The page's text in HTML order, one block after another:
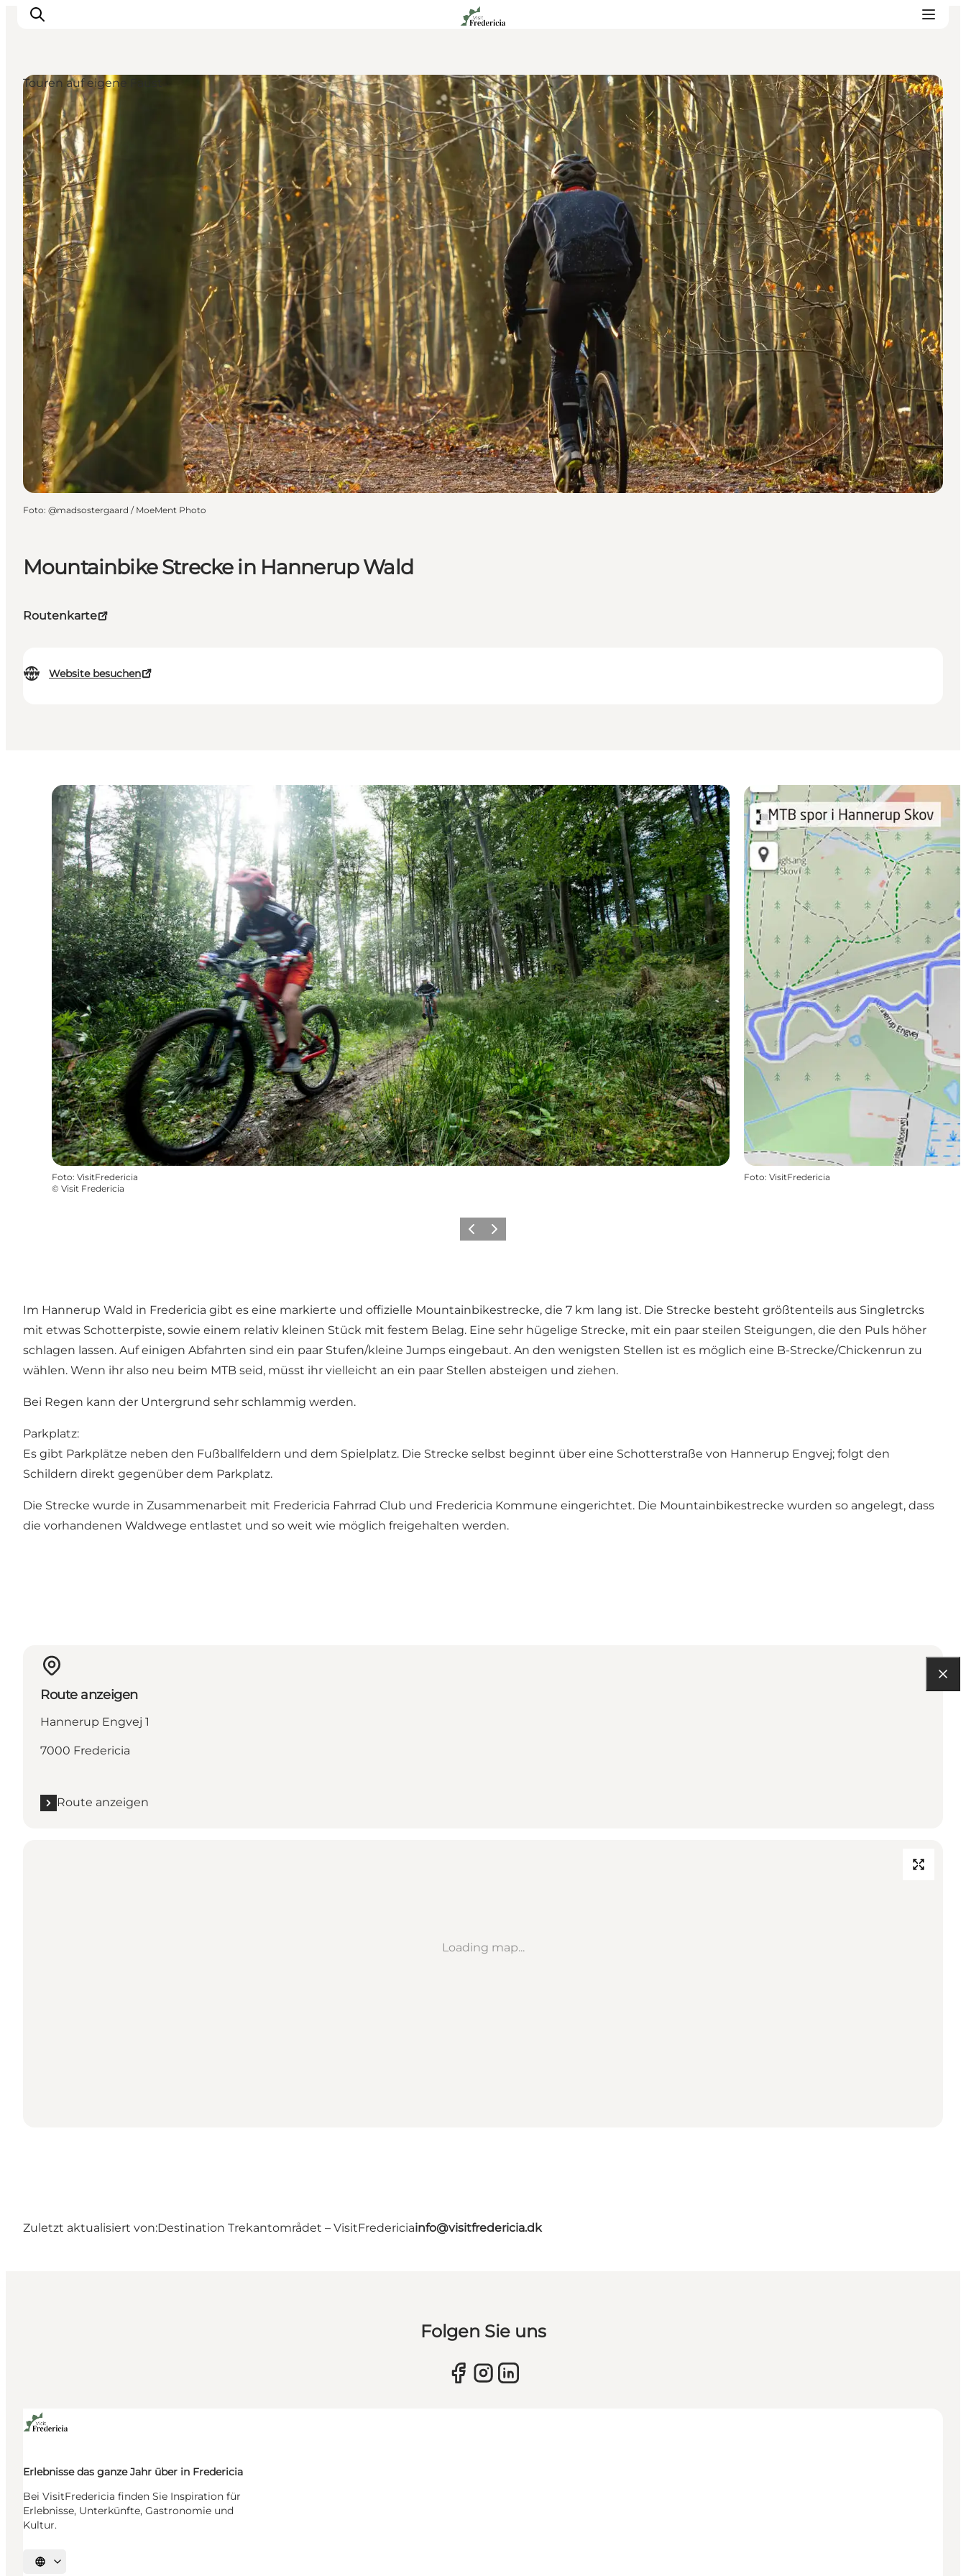
Veranstaltungen
Erlebnisse und Kultur
Restaurants
Unterkünfte
Reise planen
Book Führung
Mountainbike Strecke in Hannerup Wald
Routenkarte
Website besuchen
Touren auf eigene Faust
Foto: @madsostergaard / MoeMent Photo
Foto: VisitFredericia
© Visit Fredericia
Foto: VisitFredericia
Vorherige Folie
Nächste Folie
Im Hannerup Wald in Fredericia gibt es eine markierte und offizielle Mountainbikestrecke, die 7 km lang ist. Die Strecke besteht größtenteils aus Singletrcks
mit etwas Schotterpiste, sowie einem relativ kleinen Stück mit festem Belag. Eine sehr hügelige Strecke, mit ein paar steilen Steigungen, die den Puls höher
schlagen lassen. Auf einigen Abfahrten sind ein paar Stufen/kleine Jumps eingebaut. An den wenigsten Stellen ist es möglich eine B-Strecke/Chickenrun zu
wählen. Wenn ihr also neu beim MTB seid, müsst ihr vielleicht an ein paar Stellen absteigen und ziehen.
Bei Regen kann der Untergrund sehr schlammig werden.
Parkplatz:
Es gibt Parkplätze neben den Fußballfeldern und dem Spielplatz. Die Strecke selbst beginnt über eine Schotterstraße von Hannerup Engvej; folgt den
Schildern direkt gegenüber dem Parkplatz.
Die Strecke wurde in Zusammenarbeit mit Fredericia Fahrrad Club und Fredericia Kommune eingerichtet. Die Mountainbikestrecke wurden so angelegt, dass
die vorhandenen Waldwege entlastet und so weit wie möglich freigehalten werden.
Route anzeigen
Hannerup Engvej 1
7000 Fredericia
Route anzeigen
Loading map...
Zuletzt aktualisiert von:Destination Trekantområdet – VisitFredericiainfo@visitfredericia.dk
Folgen Sie uns
Erlebnisse das ganze Jahr über in Fredericia
Bei VisitFredericia finden Sie Inspiration für
Erlebnisse, Unterkünfte, Gastronomie und
Kultur.
Sprache auswählen